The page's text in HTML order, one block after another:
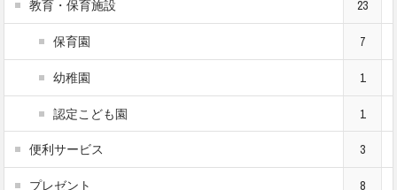
教育・保育施設 23
保育園 7
幼稚園 1
認定こども園 1
便利サービス 3
プレゼント 8